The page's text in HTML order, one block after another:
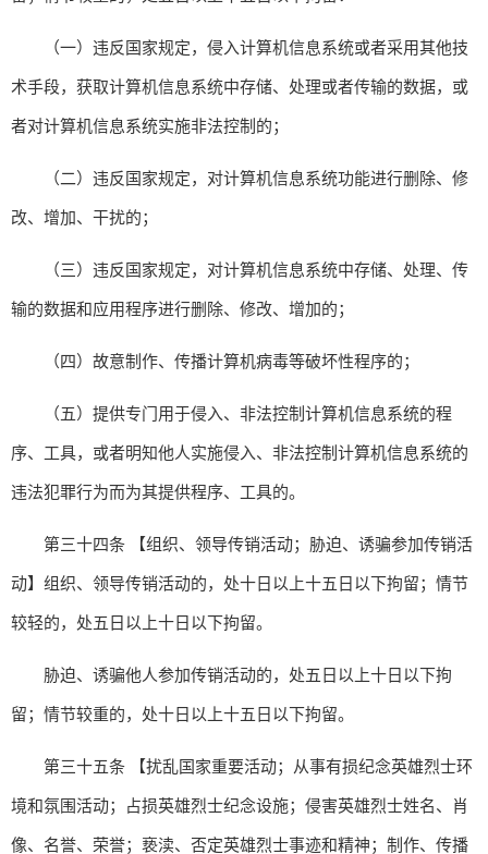
（一）违反国家规定，侵入计算机信息系统或者采用其他技
术手段，获取计算机信息系统中存储、处理或者传输的数据，或
者对计算机信息系统实施非法控制的；
（二）违反国家规定，对计算机信息系统功能进行删除、修
改、增加、干扰的；
（三）违反国家规定，对计算机信息系统中存储、处理、传
输的数据和应用程序进行删除、修改、增加的；
（四）故意制作、传播计算机病毒等破坏性程序的；
（五）提供专门用于侵入、非法控制计算机信息系统的程
序、工具，或者明知他人实施侵入、非法控制计算机信息系统的
违法犯罪行为而为其提供程序、工具的。
第三十四条 【组织、领导传销活动；胁迫、诱骗参加传销活
动】组织、领导传销活动的，处十日以上十五日以下拘留；情节
较轻的，处五日以上十日以下拘留。
胁迫、诱骗他人参加传销活动的，处五日以上十日以下拘
留；情节较重的，处十日以上十五日以下拘留。
第三十五条 【扰乱国家重要活动；从事有损纪念英雄烈士环
境和氛围活动；占损英雄烈士纪念设施；侵害英雄烈士姓名、肖
像、名誉、荣誉；亵渎、否定英雄烈士事迹和精神；制作、传播